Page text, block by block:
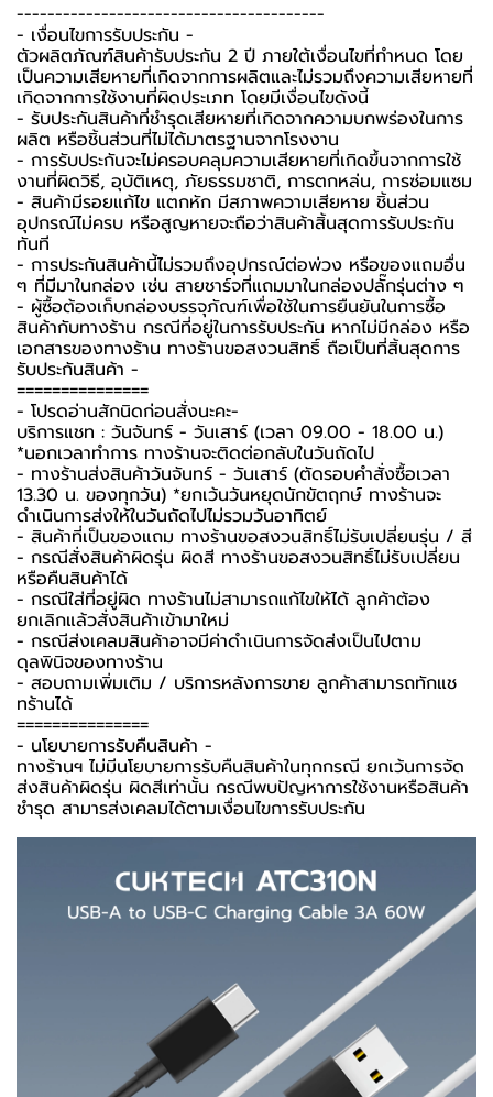
----------------------------------------
-️ เงื่อนไขการรับประกัน -️
ตัวผลิตภัณฑ์สินค้ารับประกัน 2 ปี ภายใต้เงื่อนไขที่กำหนด โดย
เป็นความเสียหายที่เกิดจากการผลิตและไม่รวมถึงความเสียหายที่
เกิดจากการใช้งานที่ผิดประเภท โดยมีเงื่อนไขดังนี้
- รับประกันสินค้าที่ชำรุดเสียหายที่เกิดจากความบกพร่องในการ
ผลิต หรือชิ้นส่วนที่ไม่ได้มาตรฐานจากโรงงาน
- การรับประกันจะไม่ครอบคลุมความเสียหายที่เกิดขึ้นจากการใช้
งานที่ผิดวิธี, อุบัติเหตุ, ภัยธรรมชาติ, การตกหล่น, การซ่อมแซม
- สินค้ามีรอยแก้ไข แตกหัก มีสภาพความเสียหาย ชิ้นส่วน
อุปกรณ์ไม่ครบ หรือสูญหายจะถือว่าสินค้าสิ้นสุดการรับประกัน
ทันที
- การประกันสินค้านี้ไม่รวมถึงอุปกรณ์ต่อพ่วง หรือของแถมอื่น
ๆ ที่มีมาในกล่อง เช่น สายชาร์จที่แถมมาในกล่องปลั๊กรุ่นต่าง ๆ
-️ ผู้ซื้อต้องเก็บกล่องบรรจุภัณฑ์เพื่อใช้ในการยืนยันในการซื้อ
สินค้ากับทางร้าน กรณีที่อยู่ในการรับประกัน หากไม่มีกล่อง หรือ
เอกสารของทางร้าน ทางร้านขอสงวนสิทธิ์ ถือเป็นที่สิ้นสุดการ
รับประกันสินค้า -️
===============
-️ โปรดอ่านสักนิดก่อนสั่งนะคะ-️
บริการแชท : วันจันทร์ - วันเสาร์ (เวลา 09.00 - 18.00 น.)
*นอกเวลาทำการ ทางร้านจะติดต่อกลับในวันถัดไป
- ทางร้านส่งสินค้าวันจันทร์ - วันเสาร์ (ตัดรอบคำสั่งซื้อเวลา
13.30 น. ของทุกวัน) *ยกเว้นวันหยุดนักขัตฤกษ์ ทางร้านจะ
ดำเนินการส่งให้ในวันถัดไปไม่รวมวันอาทิตย์
- สินค้าที่เป็นของแถม ทางร้านขอสงวนสิทธิ์ไม่รับเปลี่ยนรุ่น / สี
- กรณีสั่งสินค้าผิดรุ่น ผิดสี ทางร้านขอสงวนสิทธิ์ไม่รับเปลี่ยน
หรือคืนสินค้าได้
- กรณีใส่ที่อยู่ผิด ทางร้านไม่สามารถแก้ไขให้ได้ ลูกค้าต้อง
ยกเลิกแล้วสั่งสินค้าเข้ามาใหม่
- กรณีส่งเคลมสินค้าอาจมีค่าดำเนินการจัดส่งเป็นไปตาม
ดุลพินิจของทางร้าน
- สอบถามเพิ่มเติม / บริการหลังการขาย ลูกค้าสามารถทักแช
ทร้านได้
===============
-️ นโยบายการรับคืนสินค้า -️
ทางร้านฯ ไม่มีนโยบายการรับคืนสินค้าในทุกกรณี ยกเว้นการจัด
ส่งสินค้าผิดรุ่น ผิดสีเท่านั้น กรณีพบปัญหาการใช้งานหรือสินค้า
ชำรุด สามารส่งเคลมได้ตามเงื่อนไขการรับประกัน